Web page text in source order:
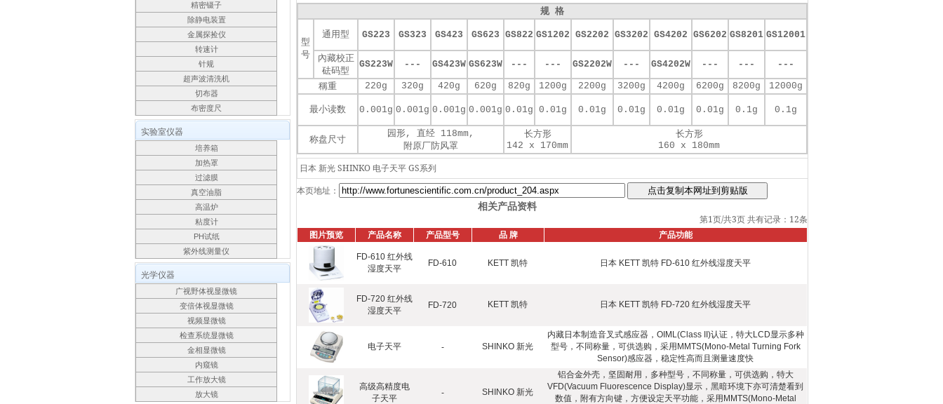
精密镊子
除静电装置
金属探捡仪
转速计
针规
超声波清洗机
切布器
布密度尺
实验室仪器
培养箱
加热罩
过滤膜
真空油脂
高温炉
粘度计
PH试纸
紫外线测量仪
光学仪器
广视野体视显微镜
变倍体视显微镜
视频显微镜
检查系统显微镜
金相显微镜
内窥镜
工作放大镜
放大镜
规 格
型
号
通用型 GS223 GS323 GS423 GS623 GS822 GS1202 GS2202 GS3202 GS4202 GS6202 GS8201 GS12001
內藏校正
砝码型
GS223W --- GS423W GS623W --- --- GS2202W --- GS4202W --- --- ---
稱重 220g 320g 420g 620g 820g 1200g 2200g 3200g 4200g 6200g 8200g 12000g
最小读数 0.001g 0.001g 0.001g 0.001g 0.01g 0.01g 0.01g 0.01g 0.01g 0.01g 0.1g 0.1g
称盘尺寸
园形, 直经 118mm,
附原厂防风罩
长方形
142 x 170mm
长方形
160 x 180mm
日本 新光 SHINKO 电子天平 GS系列
本页地址：
相关产品资料
第1页/共3页共有记录：12条
图片预览
产品名称 产品型号 品 牌 产品功能
FD-610 红外线
湿度天平
FD-610 KETT 凯特 日本 KETT 凯特 FD-610 红外线湿度天平
FD-720 红外线
湿度天平
FD-720 KETT 凯特 日本 KETT 凯特 FD-720 红外线湿度天平
电子天平 - SHINKO 新光
内藏日本制造音叉式感应器，OIML(Class II)认证，特大LCD显示多种
型号，不同称量，可供选购，采用MMTS(Mono-Metal Turning Fork
Sensor)感应器，稳定性高而且测量速度快
高级高精度电
子天平
- SHINKO 新光
铝合金外壳，坚固耐用，多种型号，不同称量，可供选购，特大
VFD(Vacuum Fluorescence Display)显示，黑暗环境下亦可清楚看到
数值，附有方向键，方便设定天平功能，采用MMTS(Mono-Metal